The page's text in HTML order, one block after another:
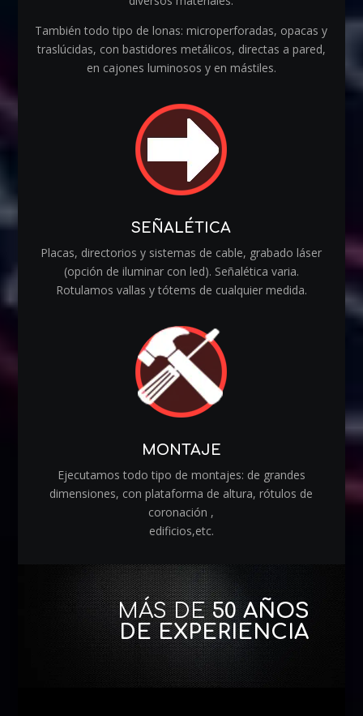
También todo tipo de lonas: microperforadas, opacas y
traslúcidas, con bastidores metálicos, directas a pared,
en cajones luminosos y en mástiles.
SEÑALÉTICA
Placas, directorios y sistemas de cable, grabado láser
(opción de iluminar con led). Señalética varia.
Rotulamos vallas y tótems de cualquier medida.
MONTAJE
Ejecutamos todo tipo de montajes: de grandes
dimensiones, con plataforma de altura, rótulos de
coronación ,
edificios,etc.
MÁS DE50 AÑOS
DE EXPERIENCIA